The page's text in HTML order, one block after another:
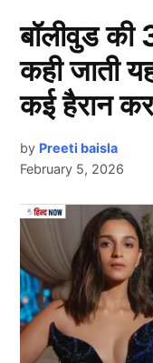
बढ़ा दी हैं।
पाकिस्तानी
बॉलीवुड की
कही जाती
कई हैरान
by Preeti baisla
February 5, 2026